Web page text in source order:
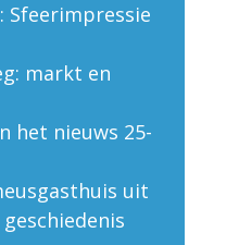
Sfeerimpressie
markt en
het nieuws 25-
uit